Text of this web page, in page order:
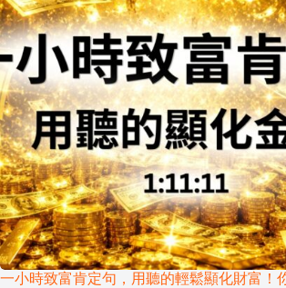
一小時致富肯定句，用聽的輕鬆顯化財富！